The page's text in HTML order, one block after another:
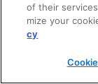
お問い合わせ
of their
mize your
cy